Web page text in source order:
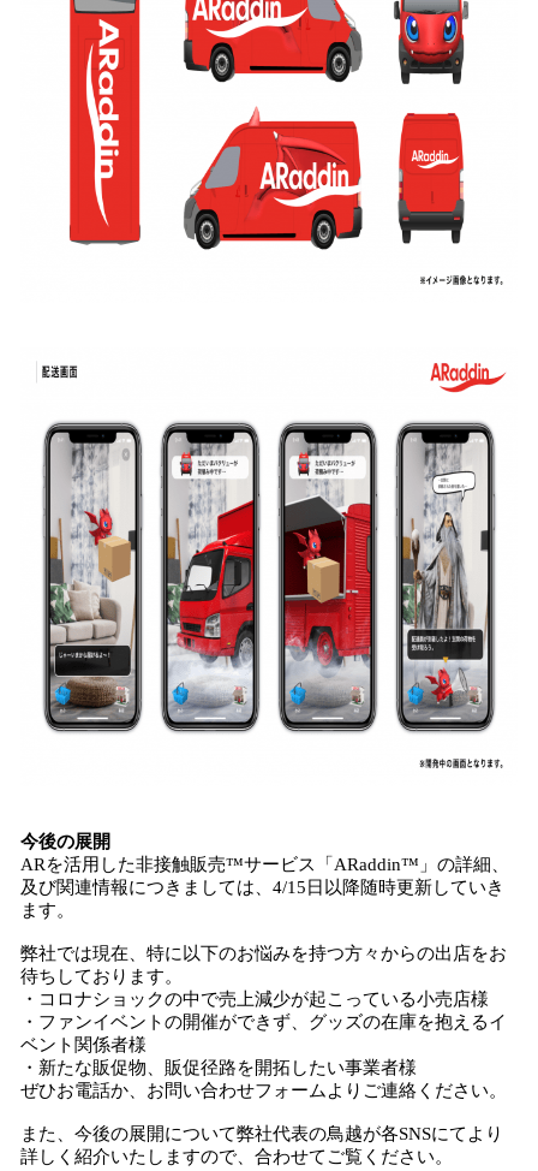
今後の展開
ARを活用した非接触販売™️サービス「ARaddin™️」の詳細、
及び関連情報につきましては、4/15日以降随時更新していき
ます。
弊社では現在、特に以下のお悩みを持つ方々からの出店をお
待ちしております。
・コロナショックの中で売上減少が起こっている小売店様
・ファンイベントの開催ができず、グッズの在庫を抱えるイ
ベント関係者様
・新たな販促物、販促径路を開拓したい事業者様
ぜひお電話か、お問い合わせフォームよりご連絡ください。
また、今後の展開について弊社代表の鳥越が各SNSにてより
詳しく紹介いたしますので、合わせてご覧ください。